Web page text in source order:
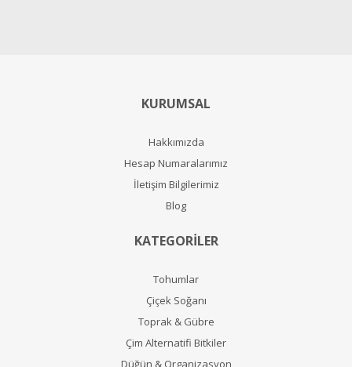
KURUMSAL
Hakkımızda
Hesap Numaralarımız
İletişim Bilgilerimiz
Blog
KATEGORİLER
Tohumlar
Çiçek Soğanı
Toprak & Gübre
Çim Alternatifi Bitkiler
Düğün & Organizasyon